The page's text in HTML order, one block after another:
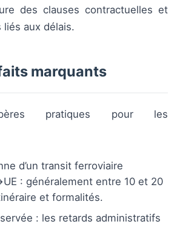
des clauses contractuelles et
aux délais.
marquants
pratiques pour les
d’un transit ferroviaire
: généralement entre 10 et 20
et formalités.
: les retards administratifs